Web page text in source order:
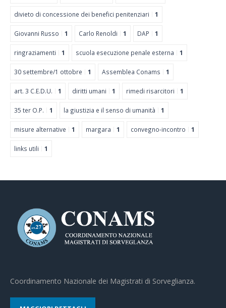
divieto di concessione dei benefici penitenziari 1
Giovanni Russo 1 Carlo Renoldi 1 DAP 1
ringraziamenti 1 scuola esecuzione penale esterna 1
30 settembre/1 ottobre 1 Assemblea Conams 1
art. 3 C.E.D.U. 1 diritti umani 1 rimedi risarcitori 1
35 ter O.P. 1 la giustizia e il senso di umanità 1
misure alternative 1 margara 1 convegno-incontro 1
links utili 1
Coordinamento Nazionale dei Magistrati di Sorveglianza.